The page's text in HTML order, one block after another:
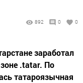
892 0 0
заработал
.tatar. По
татароязычная